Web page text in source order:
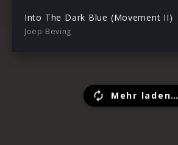
Into The Dark Blue (Movement II)
Joep Beving
Mehr laden…